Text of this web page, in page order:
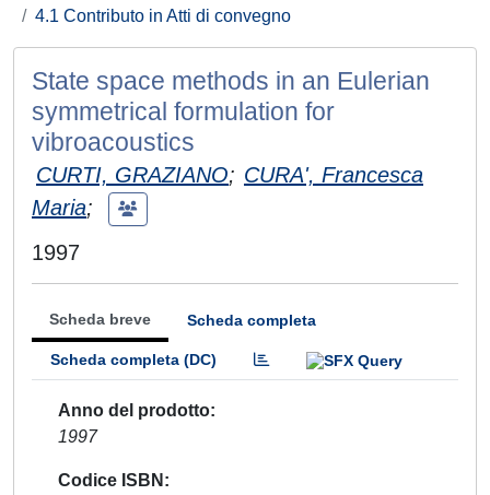
4.1 Contributo in Atti di convegno
State space methods in an Eulerian
symmetrical formulation for
vibroacoustics
CURTI, GRAZIANO; CURA', Francesca
Maria;
1997
Scheda breve Scheda completa
Scheda completa (DC)
Anno del prodotto
1997
Codice ISBN